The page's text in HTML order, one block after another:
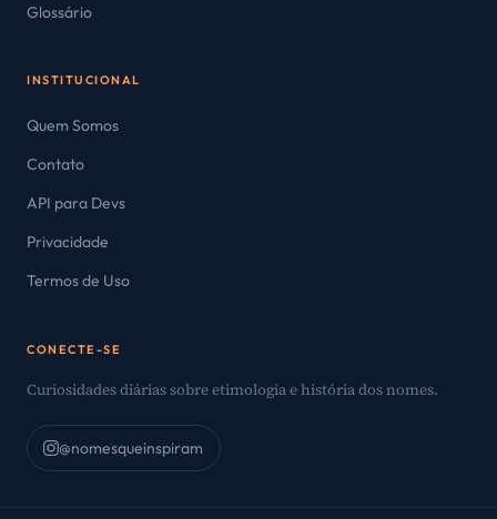
Glossário
INSTITUCIONAL
Quem Somos
Contato
API para Devs
Privacidade
Termos de Uso
CONECTE-SE
Curiosidades diárias sobre etimologia e história dos nomes.
@nomesqueinspiram